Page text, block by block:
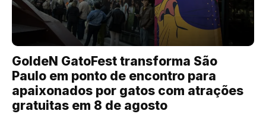
GoldeN GatoFest transforma São
Paulo em ponto de encontro para
apaixonados por gatos com atrações
gratuitas em 8 de agosto